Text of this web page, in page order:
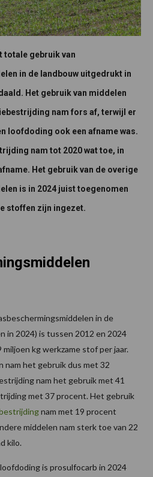
totale gebruik van
in de landbouw uitgedrukt in
Het gebruik van middelen
nam fors af, terwijl er
loofdoding ook een afname was.
nam tot 2020 wat toe, in
Het gebruik van de overige
is in 2024 juist toegenomen
stoffen zijn ingezet.
in de
in 2024) is tussen 2012 en 2024
miljoen kg werkzame stof per jaar.
nam het gebruik dus met 32
nam het gebruik met 41
met 37 procent. Het gebruik
nam met 19 procent
middelen nam sterk toe van 22
kilo.
is prosulfocarb in 2024